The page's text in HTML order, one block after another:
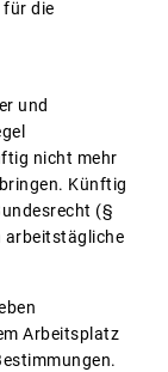
für die
und
nicht mehr
Künftig
(§
arbeitstägliche
Arbeitsplatz